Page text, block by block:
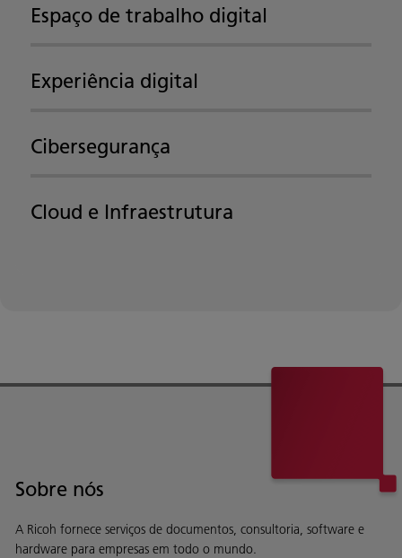
Espaço de trabalho digital
Experiência digital
Cibersegurança
Cloud e Infraestrutura
Sobre nós
A Ricoh fornece serviços de documentos, consultoria, software e
hardware para empresas em todo o mundo.